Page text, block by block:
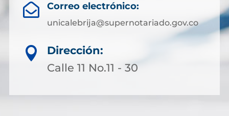
 Correo electrónico:
unicalebrija@supernotariado.gov.co

Dirección:
Calle 11 No.11 - 30